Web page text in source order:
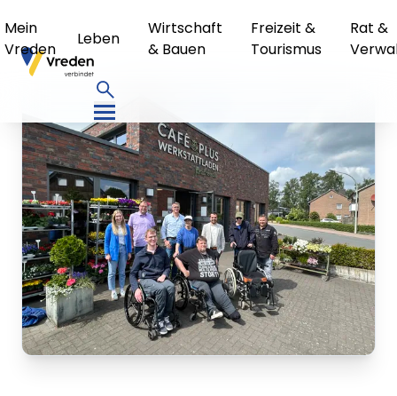
Mein
Vreden
Leben
Wirtschaft
& Bauen
Freizeit &
Tourismus
Rat &